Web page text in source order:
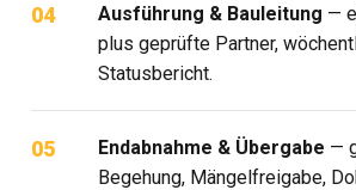
Ausführung & Bauleitung —
plus geprüfte Partner,
Statusbericht.
Endabnahme & Übergabe —
Begehung, Mängelfreigabe,